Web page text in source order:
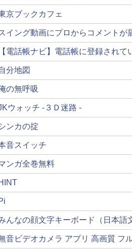
京ブックカフェ
イング動画にプロからコメントが
【電話帳ナビ】電話帳に登録され
分地図
の無呼吸
ウォッチ -３Ｄ迷路 -
ンカの掟
音スイッチ
ンガ全巻無料
んなの顔文字キーボード（日本語
音ビデオカメラ アプリ 高画質 フ